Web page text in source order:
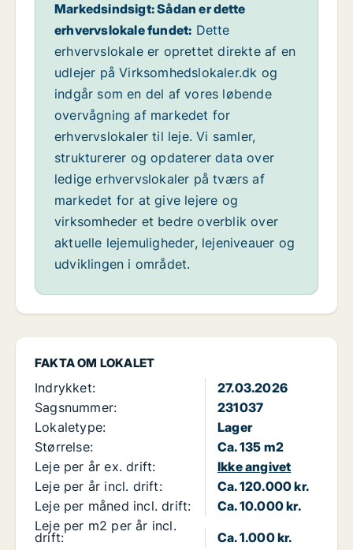
FAKTA OM LOKALET
Indrykket:
27.03.2026
Sagsnummer:
231037
Lokaletype:
Lager
Størrelse:
Ca. 135 m2
Leje per år ex. drift:
Ikke angivet
Leje per år incl. drift:
Ca. 120.000 kr.
Leje per måned incl. drift:
Ca. 10.000 kr.
Leje per m2 per år incl.
drift:
Ca. 1.000 kr.
Markedsindsigt: Sådan er dette
erhvervslokale fundet: Dette
erhvervslokale er oprettet direkte af en
udlejer på Virksomhedslokaler.dk og
indgår som en del af vores løbende
overvågning af markedet for
erhvervslokaler til leje. Vi samler,
strukturerer og opdaterer data over
ledige erhvervslokaler på tværs af
markedet for at give lejere og
virksomheder et bedre overblik over
aktuelle lejemuligheder, lejeniveauer og
udviklingen i området.